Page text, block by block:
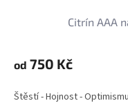
Citrín AAA
od 750 Kč
Štěstí - Hojnost -